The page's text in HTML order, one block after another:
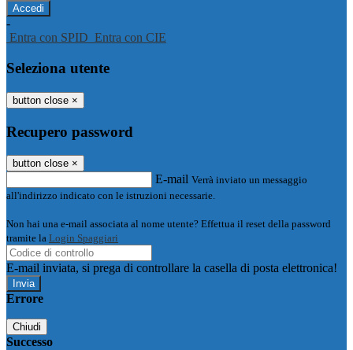
-
Entra con SPID Entra con CIE
Seleziona utente
button close ×
Recupero password
button close ×
E-mail Verrà inviato un messaggio
all'indirizzo indicato con le istruzioni necessarie.
Non hai una e-mail associata al nome utente? Effettua il reset della password
tramite la Login Spaggiari
E-mail inviata, si prega di controllare la casella di posta elettronica!
Errore
Chiudi
Successo